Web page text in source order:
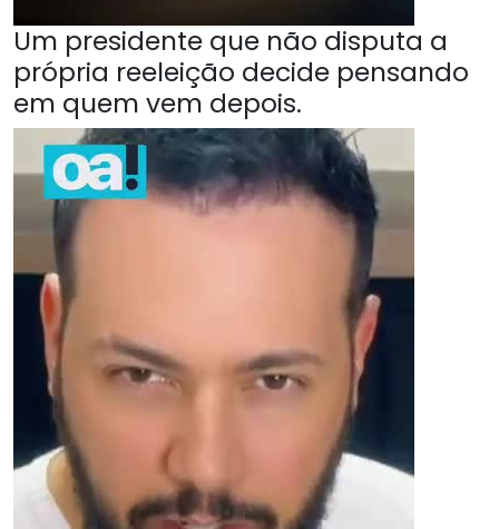
Um presidente que não disputa a
própria reeleição decide pensando
em quem vem depois.